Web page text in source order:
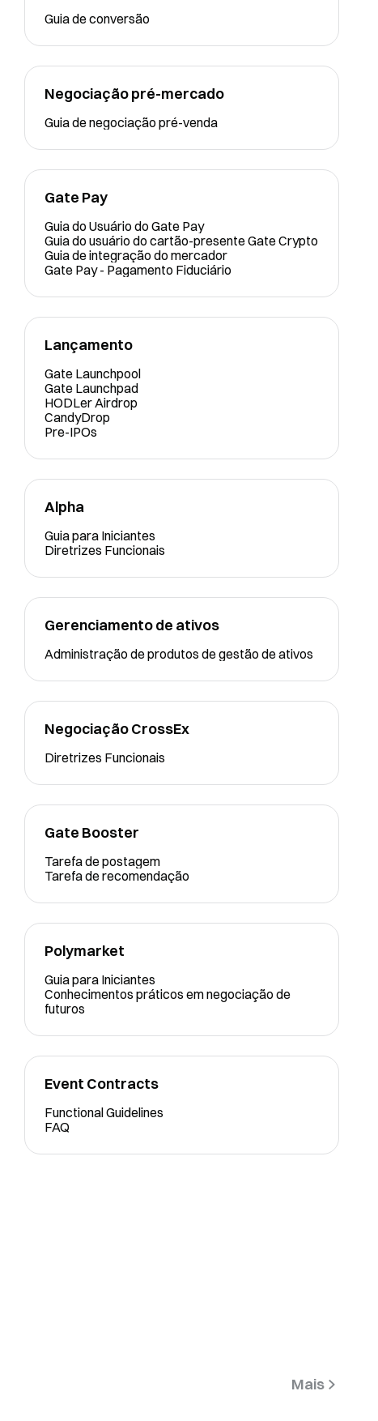
Guia de conversão
Negociação pré-mercado
Guia de negociação pré-venda
Gate Pay
Guia do Usuário do Gate Pay
Guia do usuário do cartão-presente Gate Crypto
Guia de integração do mercador
Gate Pay - Pagamento Fiduciário
Lançamento
Gate Launchpool
Gate Launchpad
HODLer Airdrop
CandyDrop
Pre-IPOs
Alpha
Guia para Iniciantes
Diretrizes Funcionais
Gerenciamento de ativos
Administração de produtos de gestão de ativos
Negociação CrossEx
Diretrizes Funcionais
Gate Booster
Tarefa de postagem
Tarefa de recomendação
Polymarket
Guia para Iniciantes
Conhecimentos práticos em negociação de
futuros
Event Contracts
Functional Guidelines
FAQ
Mais